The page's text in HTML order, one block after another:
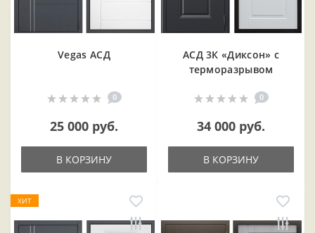
Vegas АСД
0
25 000 руб.
В КОРЗИНУ
АСД 3К «Диксон» с
терморазрывом
0
34 000 руб.
В КОРЗИНУ
ХИТ